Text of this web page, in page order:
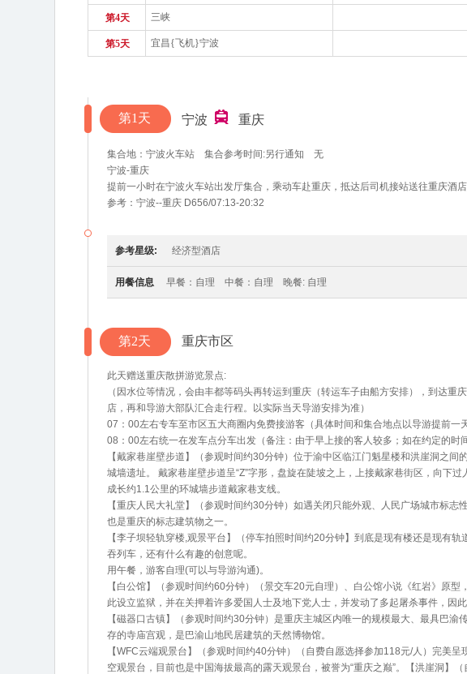
第4天 三峡
第5天 宜昌{飞机}宁波
第1天 宁波 重庆
集合地：宁波火车站 集合参考时间:另行通知 无
宁波-重庆
提前一小时在宁波火车站出发厅集合，乘动车赴重庆，抵达后司机接站送往重庆酒
参考：宁波--重庆 D656/07:13-20:32
参考星级: 经济型酒店
用餐信息 早餐：自理 中餐：自理 晚餐: 自理
第2天 重庆市区
此天赠送重庆散拼游览景点:
（因水位等情况，会由丰都等码头再转运到重庆（转运车子由船方安排），到达
店，再和导游大部队汇合走行程。以实际当天导游安排为准）
07：00左右专车至市区五大商圈内免费接游客（具体时间和集合地点以导游提前一
08：00左右统一在发车点分车出发（备注：由于早上接的客人较多；如在约定的时
【戴家巷崖壁步道】（参观时间约30分钟）位于渝中区临江门魁星楼和洪崖洞之
城墙遗址。 戴家巷崖壁步道呈“Z”字形，盘旋在陡坡之上，上接戴家巷街区，向下
成长约1.1公里的环城墙步道戴家巷支线。
【重庆人民大礼堂】（参观时间约30分钟）如遇关闭只能外观、人民广场城市标
也是重庆的标志建筑物之一。
【李子坝轻轨穿楼,观景平台】（停车拍照时间约20分钟】到底是现有楼还是现有
吞列车，还有什么有趣的创意呢。
用午餐，游客自理(可以与导游沟通)。
【白公馆】（参观时间约60分钟）（景交车20元自理）、白公馆小说《红岩》原
此设立监狱，并在关押着许多爱国人士及地下党人士，并发动了多起屠杀事件，因
【磁器口古镇】（参观时间约30分钟）是重庆主城区内唯一的规模最大、最具巴
存的寺庙宫观，是巴渝山地民居建筑的天然博物馆。
【WFC云端观景台】（参观时间约40分钟）（自费自愿选择参加118元/人）完美
空观景台，目前也是中国海拔最高的露天观景台，被誉为“重庆之巅”。【洪崖洞】